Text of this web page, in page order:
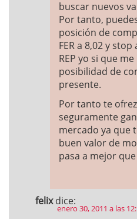
buscar nuevos
Por tanto,
posición de
FER a 8,02 y stop
REP yo si que
posibilidad de
presente.
Por tanto te
seguramente
mercado ya que
buen valor de
pasa a mejor
felix dice:
enero 30, 2011 a las